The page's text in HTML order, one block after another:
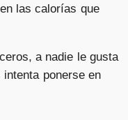
las calorías que
a nadie le gusta
ponerse en